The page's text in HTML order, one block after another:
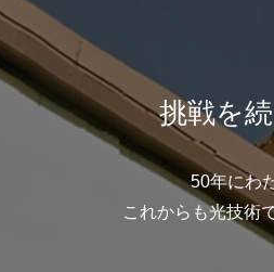
挑戦を
50年にわ
これからも光技術